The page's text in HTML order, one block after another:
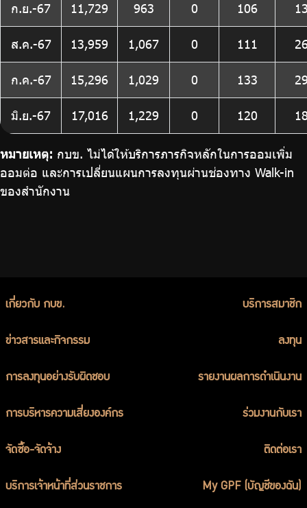
ก.ย.-67 11,729 963 0 106
ส.ค.-67 13,959 1,067 0 111
ก.ค.-67 15,296 1,029 0 133
มิ.ย.-67 17,016 1,229 0 120
หมายเหตุ: กบข. ไม่ได้ให้บริการภารกิจหลักในการออมเพิ่ม
ออมต่อ และการเปลี่ยนแผนการลงทุนผ่านช่องทาง Walk-in
ของสำนักงาน
เกี่ยวกับ กบข. บริการสมาชิก
ข่าวสารและกิจกรรม ลงทุน
การลงทุนอย่างรับผิดชอบ รายงานผลการดำเนินงาน
การบริหารความเสี่ยงองค์กร ร่วมงานกับเรา
จัดซื้อ-จัดจ้าง ติดต่อเรา
บริการเจ้าหน้าที่ส่วนราชการ My GPF (บัญชีของฉัน)